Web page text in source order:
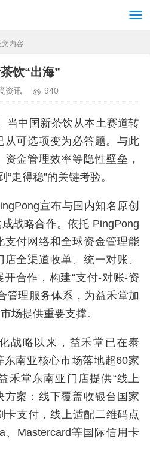
文内容
饮“出海”
资讯 940
当中国新茶饮从本土赛道转
从可选项变为必答题。与此
金管理效率等隐性壁垒，
“走得稳”的关键考验。
宣布与国内知名原创
战略合作。依托 PingPong
支付网络和全球资金管理能
全渠道收单、统一对账、
合作，构建“支付-对账-资
管理服务体系，为益禾堂加
场提供重要支撑。
战略以来，益禾堂已在泰
东南亚核心市场落地超60家
禾堂东南亚门店提供“线上
方案：线下覆盖收银台国家
卡支付，线上适配二维码点
、Mastercard等国际信用卡